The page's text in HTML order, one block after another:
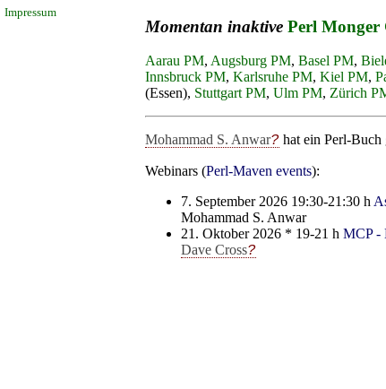
Impressum
Momentan inaktive Perl Monger
Aarau PM, Augsburg PM, Basel PM,
Innsbruck PM, Karlsruhe PM, Kiel PM,
(Essen), Stuttgart PM, Ulm PM, Zürich
Mohammad S. Anwar hat ein Perl-Buch
Webinars (Perl-Maven events):
7. September 2026 19:30-21:30 h
Mohammad S. Anwar
21. Oktober 2026 * 19-21 h MCP -
Dave Cross